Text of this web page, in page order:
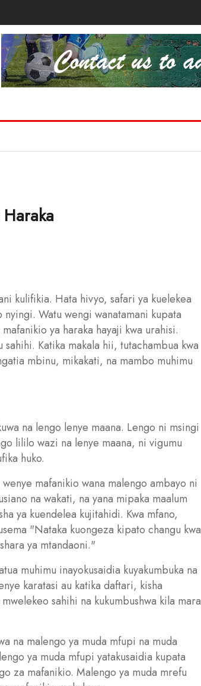
kulifikia. Hata hivyo, safari ya kuelekea
Watu wengi wanatamani kupata
ya haraka hayaji kwa urahisi.
Katika makala hii, tutachambua kwa
mbinu, mikakati, na mambo muhimu
na lengo lenye maana. Lengo ni msingi
lililo wazi na lenye maana, ni vigumu
huko.
mafanikio wana malengo ambayo ni
na wakati, na yana mipaka maalum
ya kuendelea kujitahidi. Kwa mfano,
"Nataka kuongeza kipato changu kwa
ya mtandaoni."
muhimu inayokusaidia kuyakumbuka na
karatasi au katika daftari, kisha
sahihi na kukumbushwa kila mara
na malengo ya muda mfupi na muda
ya muda mfupi yatakusaidia kupata
za mafanikio. Malengo ya muda mrefu